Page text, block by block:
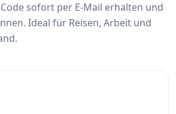
sofort per E-Mail erhalten und
Ideal für Reisen, Arbeit und